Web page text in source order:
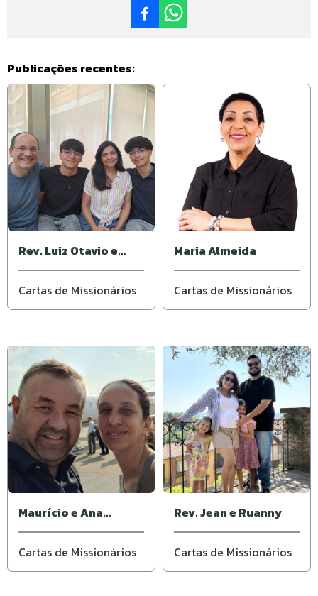
Publicações recentes:
Rev. Luiz Otavio e
Janete
Cartas de Missionários
Maria Almeida
Cartas de Missionários
Maurício e Ana
Martinez
Cartas de Missionários
Rev. Jean e Ruanny
Cartas de Missionários